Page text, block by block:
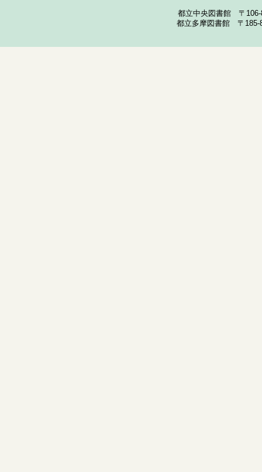
都立中央図書館 〒
都立多摩図書館 〒185-